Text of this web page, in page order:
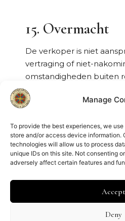
Manage
To provide the best experiences, we
store and/or access device information.
technologies will allow us to process
unique IDs on this site. Not consenting
adversely affect certain features and
Accept
Deny
15. Overmacht
De verkoper is niet
vertraging of niet-
omstandigheden buiten
waaronder
transportproblemen of
16. Toepasselijk
Geschillen
Op alle overeenkomsten
Geschillen worden
bevoegde rechter in